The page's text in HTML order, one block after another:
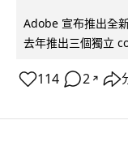
Adobe 宣布推出全
去年推出三個獨立
114 2 ↗